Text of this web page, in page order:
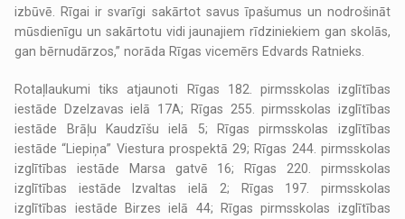
izbūvē. Rīgai ir svarīgi sakārtot savus īpašumus un nodrošināt
mūsdienīgu un sakārtotu vidi jaunajiem rīdziniekiem gan skolās,
gan bērnudārzos,” norāda Rīgas vicemērs Edvards Ratnieks.
Rotaļlaukumi tiks atjaunoti Rīgas 182. pirmsskolas izglītības
iestāde Dzelzavas ielā 17A; Rīgas 255. pirmsskolas izglītības
iestāde Brāļu Kaudzīšu ielā 5; Rīgas pirmsskolas izglītības
iestāde “Liepiņa” Viestura prospektā 29; Rīgas 244. pirmsskolas
izglītības iestāde Marsa gatvē 16; Rīgas 220. pirmsskolas
izglītības iestāde Izvaltas ielā 2; Rīgas 197. pirmsskolas
izglītības iestāde Birzes ielā 44; Rīgas pirmsskolas izglītības